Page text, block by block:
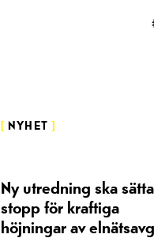
NYHET
Ny utredning ska sätta
stopp för kraftiga
höjningar av